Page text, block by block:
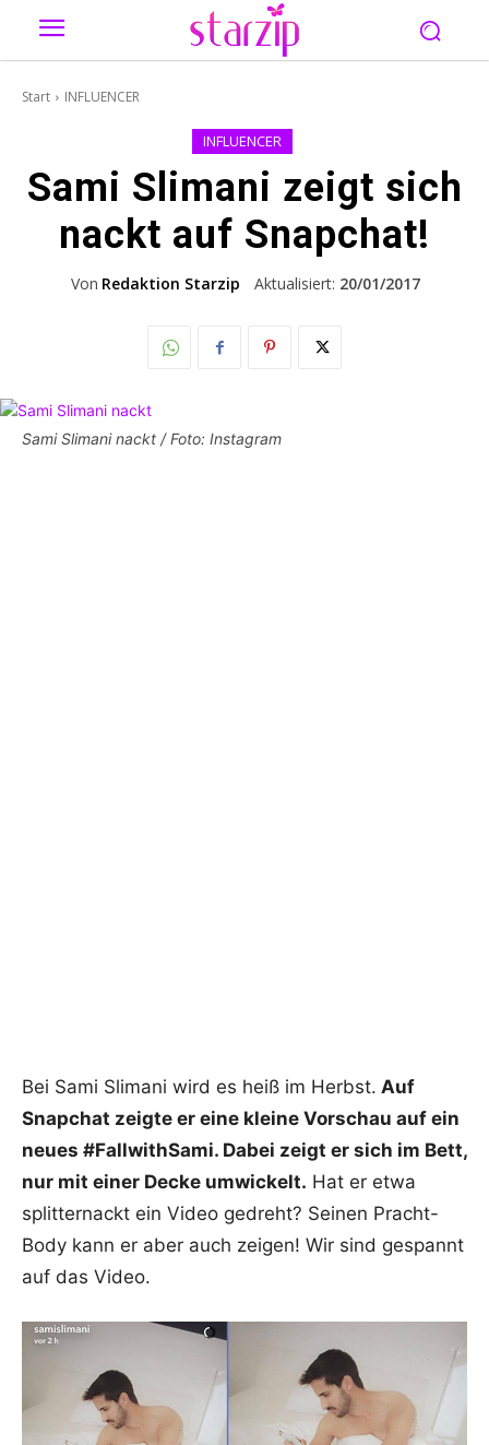
Start INFLUENCER
INFLUENCER
Sami Slimani zeigt sich
nackt auf Snapchat!
Von Redaktion Starzip Aktualisiert: 20/01/2017
Sami Slimani nackt / Foto: Instagram
Bei Sami Slimani wird es heiß im Herbst. Auf
Snapchat zeigte er eine kleine Vorschau auf ein
neues #FallwithSami. Dabei zeigt er sich im Bett,
nur mit einer Decke umwickelt. Hat er etwa
splitternackt ein Video gedreht? Seinen Pracht-
Body kann er aber auch zeigen! Wir sind gespannt
auf das Video.